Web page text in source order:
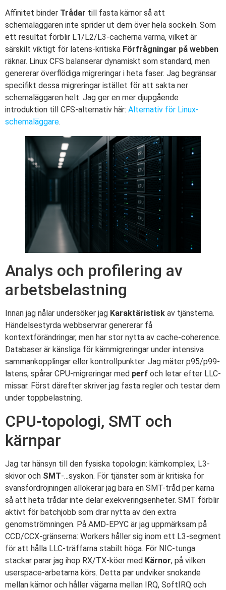
Affinitet binder Trådar till fasta kärnor så att
schemaläggaren inte sprider ut dem över hela sockeln. Som
ett resultat förblir L1/L2/L3-cacherna varma, vilket är
särskilt viktigt för latens-kritiska Förfrågningar på webben
räknar. Linux CFS balanserar dynamiskt som standard, men
genererar överflödiga migreringar i heta faser. Jag begränsar
specifikt dessa migreringar istället för att sakta ner
schemaläggaren helt. Jag ger en mer djupgående
introduktion till CFS-alternativ här: Alternativ för Linux-
schemaläggare.
Analys och profilering av
arbetsbelastning
Innan jag nålar undersöker jag Karaktäristisk av tjänsterna.
Händelsestyrda webbservrar genererar få
kontextförändringar, men har stor nytta av cache-coherence.
Databaser är känsliga för kärnmigreringar under intensiva
sammankopplingar eller kontrollpunkter. Jag mäter p95/p99-
latens, spårar CPU-migreringar med perf och letar efter LLC-
missar. Först därefter skriver jag fasta regler och testar dem
under toppbelastning.
CPU-topologi, SMT och
kärnpar
Jag tar hänsyn till den fysiska topologin: kärnkomplex, L3-
skivor och SMT-...syskon. För tjänster som är kritiska för
svansfördröjningen allokerar jag bara en SMT-tråd per kärna
så att heta trådar inte delar exekveringsenheter. SMT förblir
aktivt för batchjobb som drar nytta av den extra
genomströmningen. På AMD-EPYC är jag uppmärksam på
CCD/CCX-gränserna: Workers håller sig inom ett L3-segment
för att hålla LLC-träffarna stabilt höga. För NIC-tunga
stackar parar jag ihop RX/TX-köer med Kärnor, på vilken
userspace-arbetarna körs. Detta par undviker snokande
mellan kärnor och håller vägarna mellan IRQ, SoftIRQ och